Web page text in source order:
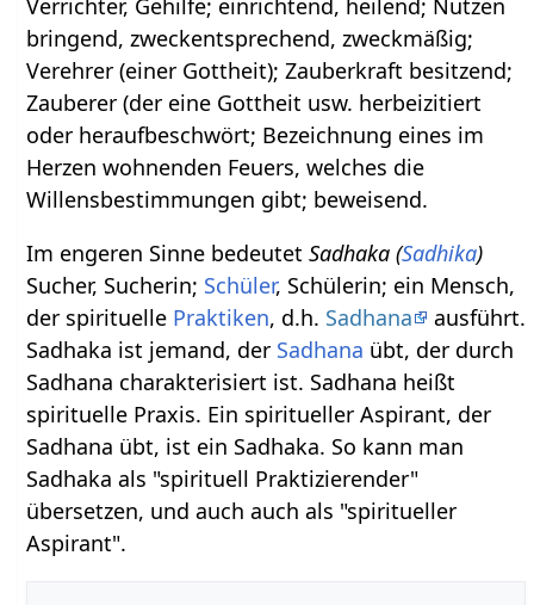
Verrichter, Gehilfe; einrichtend, heilend; Nutzen
bringend, zweckentsprechend, zweckmäßig;
Verehrer (einer Gottheit); Zauberkraft besitzend;
Zauberer (der eine Gottheit usw. herbeizitiert
oder heraufbeschwört; Bezeichnung eines im
Herzen wohnenden Feuers, welches die
Willensbestimmungen gibt; beweisend.
Im engeren Sinne bedeutetSadhaka (Sadhika)
Sucher, Sucherin; Schüler, Schülerin; ein Mensch,
der spirituelle Praktiken, d.h. Sadhana
ausführt.
Sadhaka ist jemand, der Sadhana übt, der durch
Sadhana charakterisiert ist. Sadhana heißt
spirituelle Praxis. Ein spiritueller Aspirant, der
Sadhana übt, ist ein Sadhaka. So kann man
Sadhaka als "spirituell Praktizierender"
übersetzen, und auch auch als "spiritueller
Aspirant".